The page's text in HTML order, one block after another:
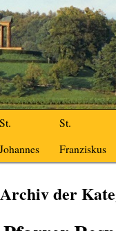
St.
Johannes
St.
Franziskus
Archiv der